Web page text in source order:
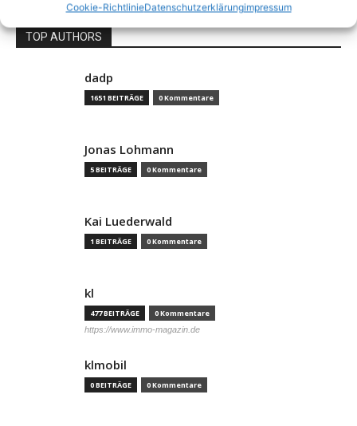
Cookie-RichtlinieDatenschutzerklärungimpressum
TOP AUTHORS
dadp
1651 BEITRÄGE 0 Kommentare
Jonas Lohmann
5 BEITRÄGE 0 Kommentare
Kai Luederwald
1 BEITRÄGE 0 Kommentare
kl
477 BEITRÄGE 0 Kommentare
https://www.immo-magazin.de
klmobil
0 BEITRÄGE 0 Kommentare